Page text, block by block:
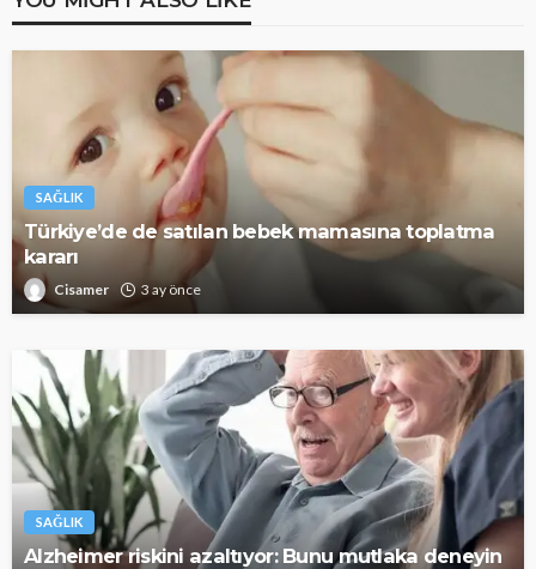
SAĞLIK
Türkiye’de de satılan bebek mamasına toplatma
kararı
Cisamer 3 ay önce
SAĞLIK
Alzheimer riskini azaltıyor: Bunu mutlaka deneyin